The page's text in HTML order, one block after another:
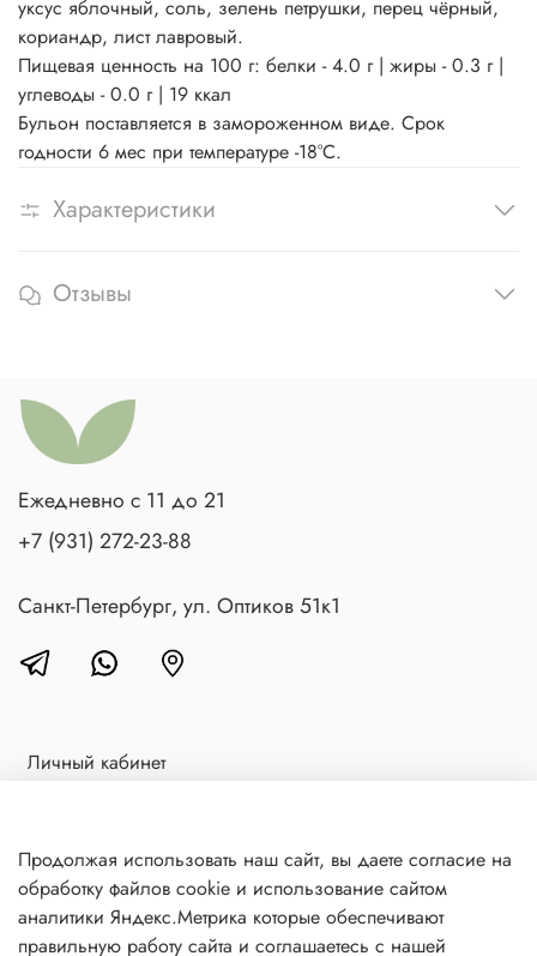
уксус яблочный, соль, зелень петрушки, перец чёрный,
кориандр, лист лавровый.
Пищевая ценность на 100 г: белки - 4.0 г | жиры - 0.3 г |
углеводы - 0.0 г | 19 ккал
Бульон поставляется в замороженном виде. Срок
годности 6 мес при температуре -18°С.
Характеристики
Отзывы
Личный кабинет
Блог
Контакты
Политика в отношении обработки персональных данных
Ежедневно с 11 до 21
+7 (931) 272-23-88
Санкт-Петербург, ул. Оптиков 51к1
Продолжая использовать наш сайт, вы даете согласие на
обработку файлов cookie и использование сайтом
аналитики Яндекс.Метрика которые обеспечивают
правильную работу сайта и соглашаетесь с нашей